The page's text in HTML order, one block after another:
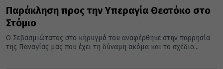
Παράκληση προς την Υπεραγία Θεοτόκο στο
Στόμιο
Ο Σεβασμιώτατος στο κήρυγμά του αναφέρθηκε στην παρρησία
της Παναγίας μας που έχει τη δύναμη ακόμα και το σχέδιο...